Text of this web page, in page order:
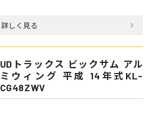
詳しく見る
UDトラックス ビックサム アル
ミウィング 平成 14年式KL-
CG48ZWV